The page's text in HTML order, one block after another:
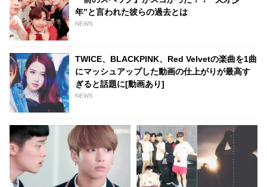
年”と言われた彼らの過去とは
NEWS
TWICE、BLACKPINK、Red Velvetの楽曲を1曲
にマッシュアップした動画の仕上がりが最高す
ぎると話題に[動画あり]
NEWS